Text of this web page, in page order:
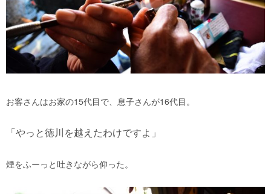
お客さんはお家の15代目で、息子さんが16代目。
「やっと徳川を越えたわけですよ」
煙をふーっと吐きながら仰った。